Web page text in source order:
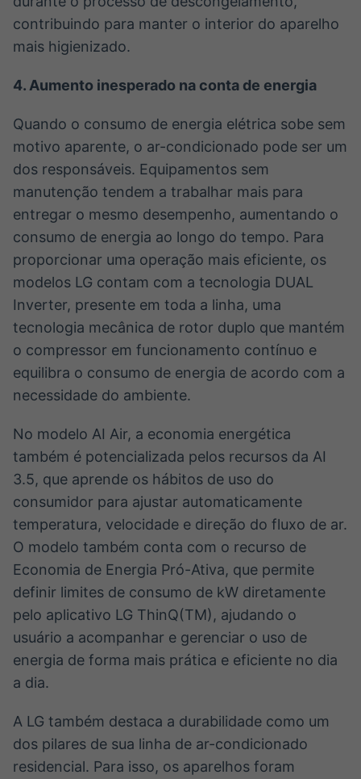
contribuindo para manter o interior do aparelho
mais higienizado.
4. Aumento inesperado na conta de energia
Quando o consumo de energia elétrica sobe sem
motivo aparente, o ar-condicionado pode ser um
dos responsáveis. Equipamentos sem
manutenção tendem a trabalhar mais para
entregar o mesmo desempenho, aumentando o
consumo de energia ao longo do tempo. Para
proporcionar uma operação mais eficiente, os
modelos LG contam com a tecnologia DUAL
Inverter, presente em toda a linha, uma
tecnologia mecânica de rotor duplo que mantém
o compressor em funcionamento contínuo e
equilibra o consumo de energia de acordo com a
necessidade do ambiente.
No modelo AI Air, a economia energética
também é potencializada pelos recursos da AI
3.5, que aprende os hábitos de uso do
consumidor para ajustar automaticamente
temperatura, velocidade e direção do fluxo de ar.
O modelo também conta com o recurso de
Economia de Energia Pró-Ativa, que permite
definir limites de consumo de kW diretamente
pelo aplicativo LG ThinQ(TM), ajudando o
usuário a acompanhar e gerenciar o uso de
energia de forma mais prática e eficiente no dia
a dia.
A LG também destaca a durabilidade como um
dos pilares de sua linha de ar-condicionado
residencial. Para isso, os aparelhos foram